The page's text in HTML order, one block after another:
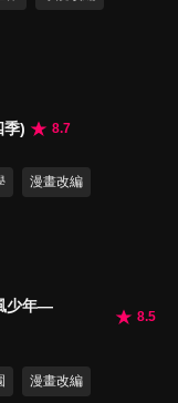
季)
8.7
漫畫改編
少年—
8.5
漫畫改編